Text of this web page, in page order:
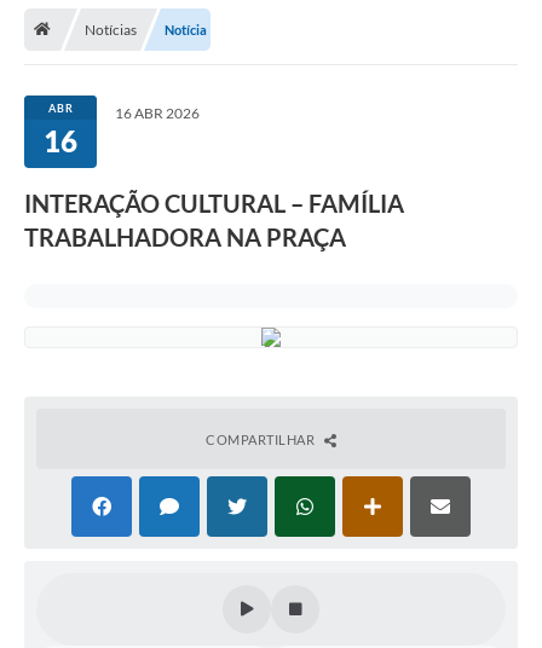
Notícias Notícia
ABR
16
16 ABR 2026
INTERAÇÃO CULTURAL – FAMÍLIA
TRABALHADORA NA PRAÇA
COMPARTILHAR